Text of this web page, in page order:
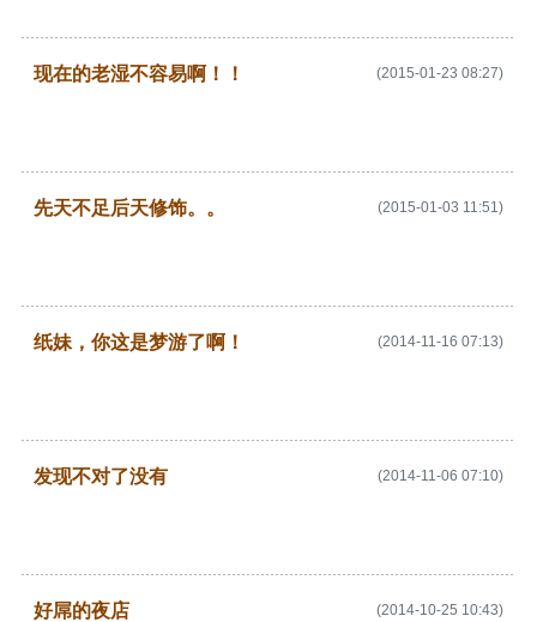
现在的老湿不容易啊！！ (2015-01-23 08:27)
先天不足后天修饰。。 (2015-01-03 11:51)
纸妹，你这是梦游了啊！ (2014-11-16 07:13)
发现不对了没有 (2014-11-06 07:10)
好屌的夜店 (2014-10-25 10:43)